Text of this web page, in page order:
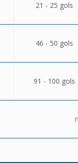
21 - 25 gols
46 - 50 gols
91 - 100 gols